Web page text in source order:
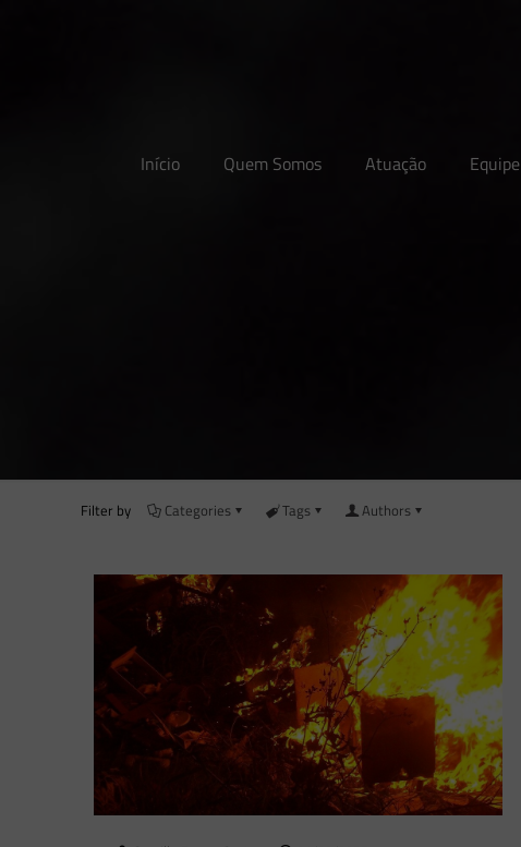
Início Quem Somos Atuação Equipe
Filter by Categories Tags Authors